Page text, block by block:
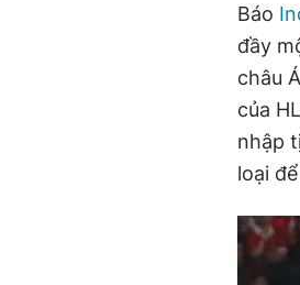
Báo
đầy
châu
của
nhập
loại